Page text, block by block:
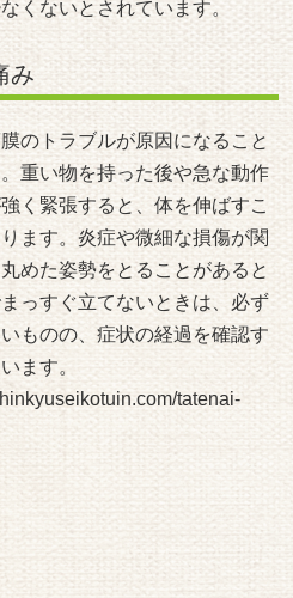
くないとされています。
み
のトラブルが原因になること
重い物を持った後や急な動作
く緊張すると、体を伸ばすこ
ます。炎症や微細な損傷が関
めた姿勢をとることがあると
っすぐ立てないときは、必ず
ものの、症状の経過を確認す
ます。
tatenai-